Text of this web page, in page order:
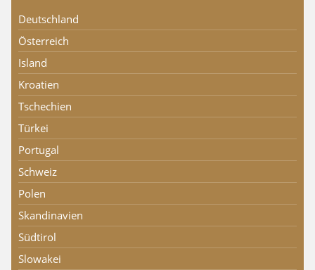
Deutschland
Österreich
Island
Kroatien
Tschechien
Türkei
Portugal
Schweiz
Polen
Skandinavien
Südtirol
Slowakei